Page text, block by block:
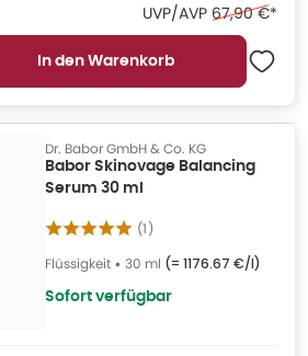
UVP/AVP Ehemaliger
67,90 €*
In den Warenkorb
Dr. Babor GmbH & Co. KG
Babor Skinovage Balancing
Serum 30 ml
(1)
Flüssigkeit • 30 ml (= 1176.67 €/l)
Sofort verfügbar